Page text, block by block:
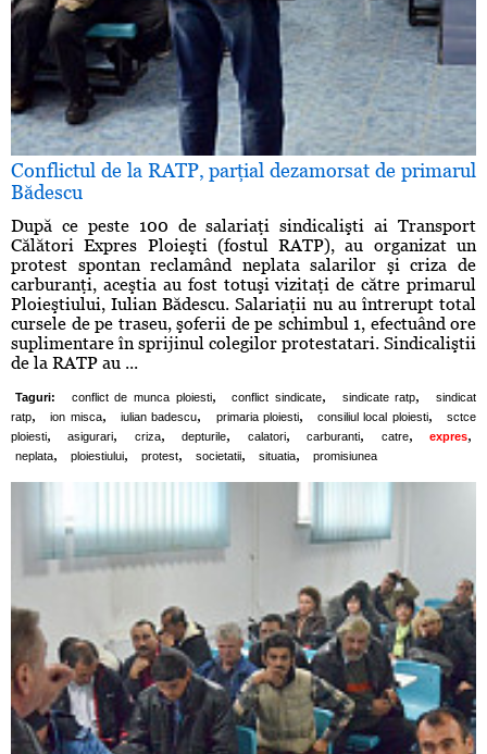
Conflictul de la RATP, parţial dezamorsat de primarul
Bădescu
După ce peste 100 de salariaţi sindicalişti ai Transport
Călători Expres Ploieşti (fostul RATP), au organizat un
protest spontan reclamând neplata salarilor şi criza de
carburanţi, aceştia au fost totuşi vizitaţi de către primarul
Ploieştiului, Iulian Bădescu. Salariaţii nu au întrerupt total
cursele de pe traseu, şoferii de pe schimbul 1, efectuând ore
suplimentare în sprijinul colegilor protestatari. Sindicaliştii
de la RATP au ...
Taguri: conflict de munca ploiesti, conflict sindicate, sindicate ratp,
sindicat
ratp, ion misca, iulian badescu, primaria ploiesti, consiliul local ploiesti,
sctce
ploiesti, asigurari, criza, depturile, calatori, carburanti, catre, expres,
neplata, ploiestiului, protest, societatii, situatia, promisiunea